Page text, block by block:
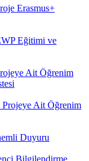
Erasmus+
Eğitimi ve
Ait Öğrenim
Ait Öğrenim
Duyuru
Bilgilendirme